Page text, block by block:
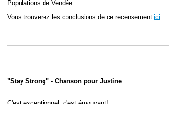
Populations de Vendée.
Vous trouverez les conclusions de ce recensement ici
"Stay Strong" - Chanson pour Justine
C'est exceptionnel, c'est émouvant!